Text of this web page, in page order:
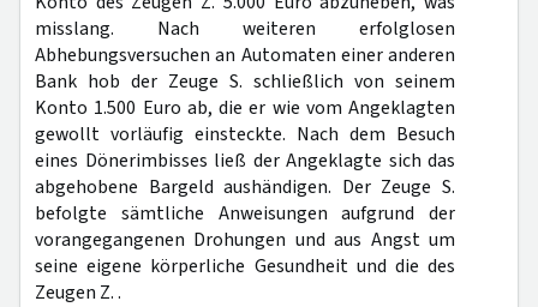
misslang. Nach weiteren erfolglosen
Abhebungsversuchen an Automaten einer anderen
Bank hob der Zeuge S. schließlich von seinem
Konto 1.500 Euro ab, die er wie vom Angeklagten
gewollt vorläufig einsteckte. Nach dem Besuch
eines Dönerimbisses ließ der Angeklagte sich das
abgehobene Bargeld aushändigen. Der Zeuge S.
befolgte sämtliche Anweisungen aufgrund der
vorangegangenen Drohungen und aus Angst um
seine eigene körperliche Gesundheit und die des
Zeugen Z. .